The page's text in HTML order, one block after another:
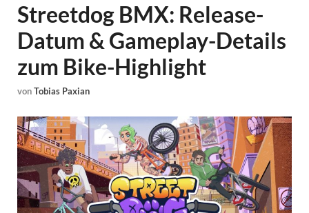
Streetdog BMX: Release-
Datum & Gameplay-Details
zum Bike-Highlight
vonTobias Paxian